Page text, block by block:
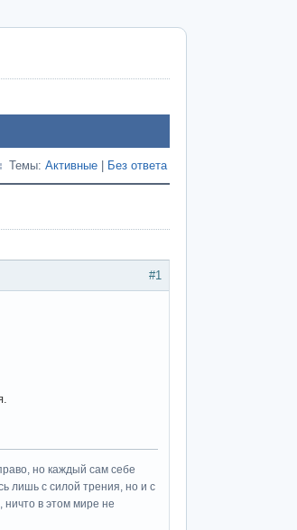
Темы: Активные Без ответа
#1
но каждый сам себе
лишь с силой трения, но и с
ничто в этом мире не